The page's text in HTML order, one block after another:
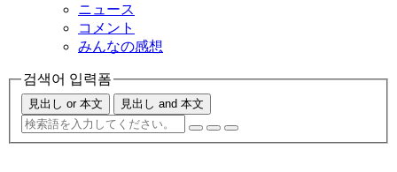
ニュース
コメント
みんなの感想
검색어 입력폼
見出し or 本文 見出し and 本文